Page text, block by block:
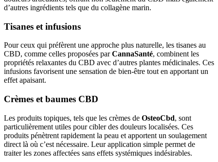
d’autres ingrédients tels que du collagène marin.
Tisanes et infusions
Pour ceux qui préfèrent une approche plus naturelle, les tisanes au
CBD, comme celles proposées parCannaSanté, combinent les
propriétés relaxantes du CBD avec d’autres plantes médicinales. Ces
infusions favorisent une sensation de bien-être tout en apportant un
effet apaisant.
Crèmes et baumes CBD
Les produits topiques, tels que les crèmes de OsteoCbd, sont
particulièrement utiles pour cibler des douleurs localisées. Ces
produits pénètrent rapidement la peau et apportent un soulagement
direct là où c’est nécessaire. Leur application simple permet de
traiter les zones affectées sans effets systémiques indésirables.